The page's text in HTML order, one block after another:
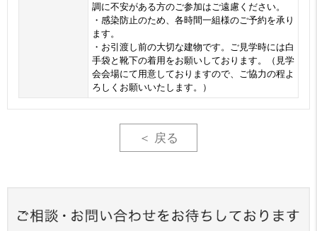
調に不安がある方のご参加はご遠慮ください。
・感染防止のため、各時間一組様のご予約を承り
ます。
・お引渡し前の大切な建物です。ご見学時には白
手袋と靴下の着用をお願いしております。（見学
会会場にて用意しておりますので、ご協力の程よ
ろしくお願いいたします。）
＜ 戻る